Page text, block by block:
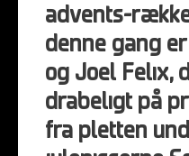
advents-
denne gang
og Joel Felix,
drabeligt på
fra pletten